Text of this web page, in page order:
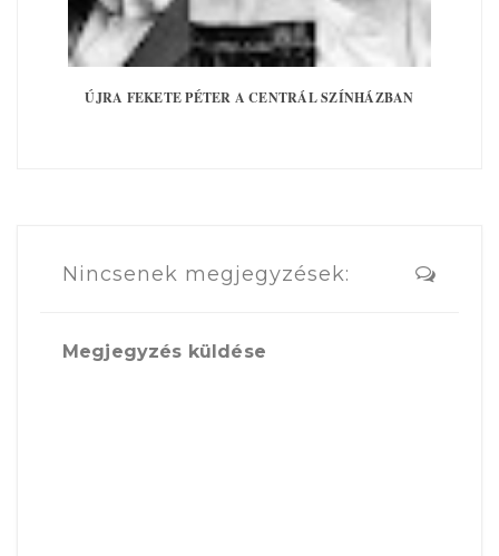
ÚJRA FEKETE PÉTER A CENTRÁL SZÍNHÁZBAN
Nincsenek megjegyzések:
Megjegyzés küldése